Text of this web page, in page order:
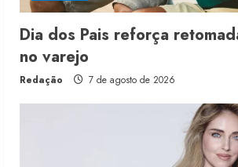
Dia dos Pais reforça
no varejo
Redação 7 de agosto de 2026